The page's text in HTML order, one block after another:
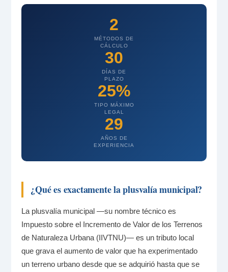
2
MÉTODOS DE
CÁLCULO
30
DÍAS DE
PLAZO
25%
TIPO MÁXIMO
LEGAL
29
AÑOS DE
EXPERIENCIA
¿Qué es exactamente la plusvalía municipal?
La plusvalía municipal —su nombre técnico es
Impuesto sobre el Incremento de Valor de los Terrenos
de Naturaleza Urbana (IIVTNU)— es un tributo local
que grava el aumento de valor que ha experimentado
un terreno urbano desde que se adquirió hasta que se